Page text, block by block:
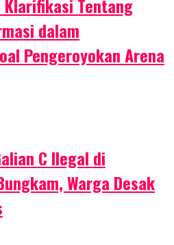
Klarifikasi Tentang
dalam
Pengeroyokan Arena
C Ilegal di
Warga Desak